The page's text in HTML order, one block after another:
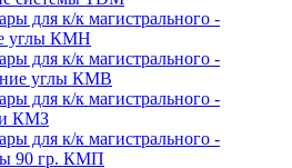
для к/к магистрального -
углы КМН
для к/к магистрального -
углы КМВ
для к/к магистрального -
КМЗ
для к/к магистрального -
90 гр. КМП